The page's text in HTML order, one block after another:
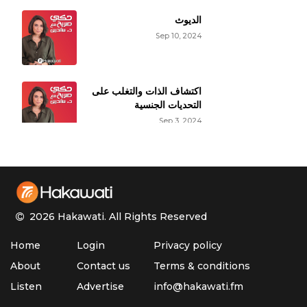
MahmoudA15
السلام عليكم ورحمة الله وبركاته انا شب عمري 17 سنة يوجد على
المشكلة
الديوث
Sep 10, 2024
اكتشاف الذات والتغلب على
التحديات الجنسية
Sep 3, 2024
الوظيفة الجنسية
Aug 20, 2024
2026 Hakawati. All Rights Reserved
Home
About
Listen
Login
Contact us
Advertise
Privacy policy
Terms & conditions
info@hakawati.fm